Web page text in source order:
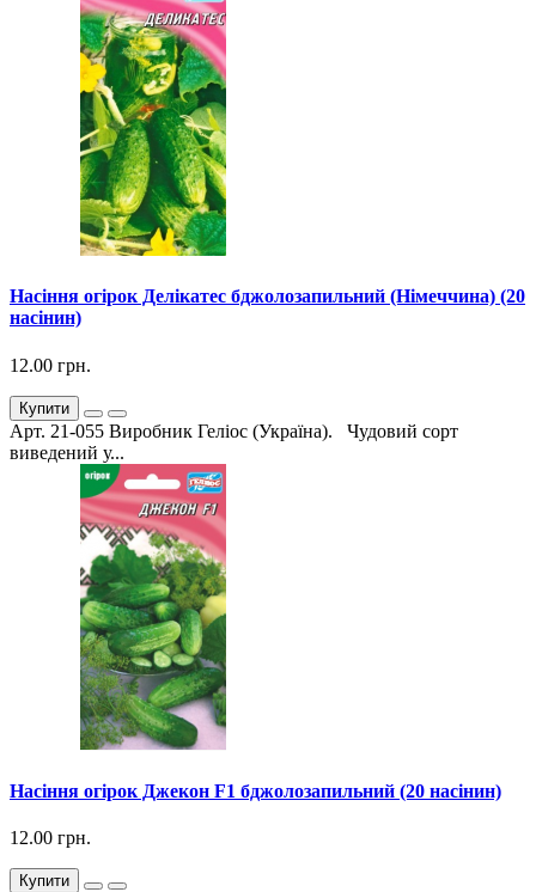
Насіння огірок Делікатес бджолозапильний (Німеччина) (20
насінин)
12.00 грн.
Купити
Арт. 21-055 Виробник Геліос (Україна). Чудовий сорт
виведений у...
Насіння огірок Джекон F1 бджолозапильний (20 насінин)
12.00 грн.
Купити